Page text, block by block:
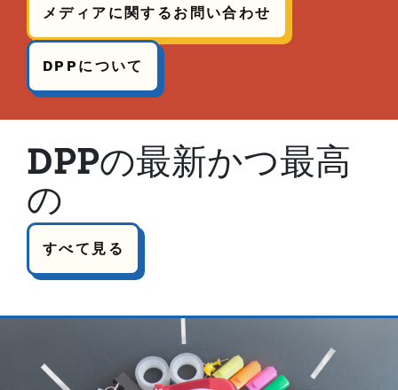
メディアに関するお問い合わせ
DPPについて
DPPの最新かつ最高
の
すべて見る